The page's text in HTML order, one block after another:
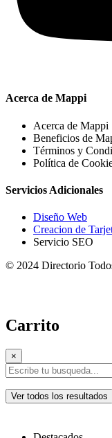
Acerca de Mappi
Acerca de Mappi
Beneficios de
Términos y
Política de
Servicios Adicionales
Diseño Web
Creacion de
Servicio SEO
© 2024 Directorio
Carrito
×
Ver todos los resultados